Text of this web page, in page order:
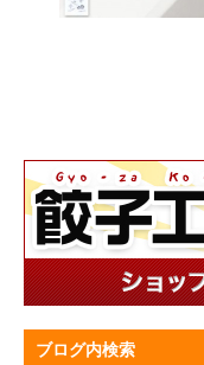
ブログ内検索